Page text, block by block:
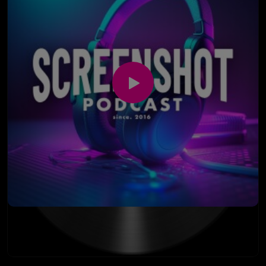
britischem Humor und Monster-of-the-Week-Gefühl.
Also quasi das, was passiert, wenn Akte X,
Supernatural und ein Dorf voller seltsamer Menschen
zusammen in einen Pub gehen.
Auch Kino bekommt sein Fett weg: IMAX in Dortmund,
fette Sitze, fette Leinwand, fetter Sound – aber auch
ein Kinoerlebnis, bei dem man das Gefühl hat, dass
ungefähr eine Person für das gesamte Gebäude
zuständig ist. Und wenn der Sessel so weit
zurückfährt, dass plötzlich Treppenaufgang und
eigene Füße im Bild sind, ist das technisch gesehen
auch eine Art 4D-Erlebnis.
Zum Schluss wird es technisch: Heimkino, falsch
eingestellte Receiver, zu leise Center-Speaker, zu
Kino, wenn Deutschland spielt? Außerdem geht es um
FIFA auf der Switch 2, Schlafmangel mit Kindern,
Einschlafen auf der Couch, Dortmund-Erinnerungen,
fragwürdige Kinoerlebnisse und natürlich um die
legendäre Salami-Party, bei der offene Knie offenbar
zum Entertainment-Konzept gehörten.
Leider ist der zweite Teil der Aufnahme kaputt
gegangen. Bedeutet: Das direkte Fazit nach dem Film
fehlt. Dafür gibt es am Ende ein nachträglich
eingesprochenes Fazit: „Disclosure Day“ hat starke
Ansätze, schafft es aber nicht, die große Alien-
Kontakt-Magie wirklich global und episch wirken zu
lassen. Viel Spielberg-Gefühl blitzt auf, aber am Ende
bleibt eher ein mittelmäßiger als ein großer Spielberg
abgeschweift und irgendwie doch wieder Screenshot.